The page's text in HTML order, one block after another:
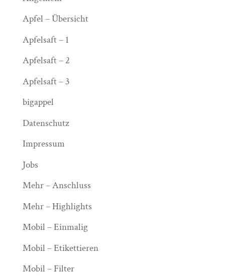
Apfel – Übersicht
Apfelsaft – 1
Apfelsaft – 2
Apfelsaft – 3
bigappel
Datenschutz
Impressum
Jobs
Mehr – Anschluss
Mehr – Highlights
Mobil – Einmalig
Mobil – Etikettieren
Mobil – Filter